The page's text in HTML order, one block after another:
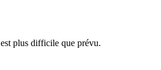
plus difficile que prévu.